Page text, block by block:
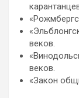
веков.
веков.
«Закон